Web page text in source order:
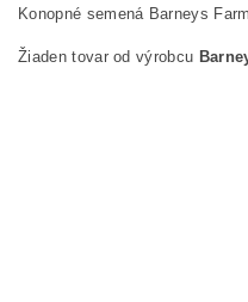
Konopné semená Barneys
Žiaden tovar od výrobcu